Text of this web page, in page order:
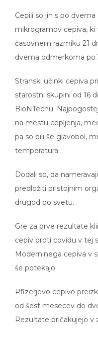
Cepili so jih s po
mikrogramov cepiva,
časovnem razmiku 21
dvema odmerkoma po
Stranski učinki cepiva
starostni skupini od 16
BioNTechu.
na mestu cepljenja,
pa so bili še glavobol,
temperatura.
Dodali so, da
predložiti pristojnim
drugod po svetu.
Gre za prve rezultate
cepiv proti covidu v tej
Moderninega cepiva v
še potekajo.
Pfizerjevo cepivo
od šest mesecev do
Rezultate pričakujejo